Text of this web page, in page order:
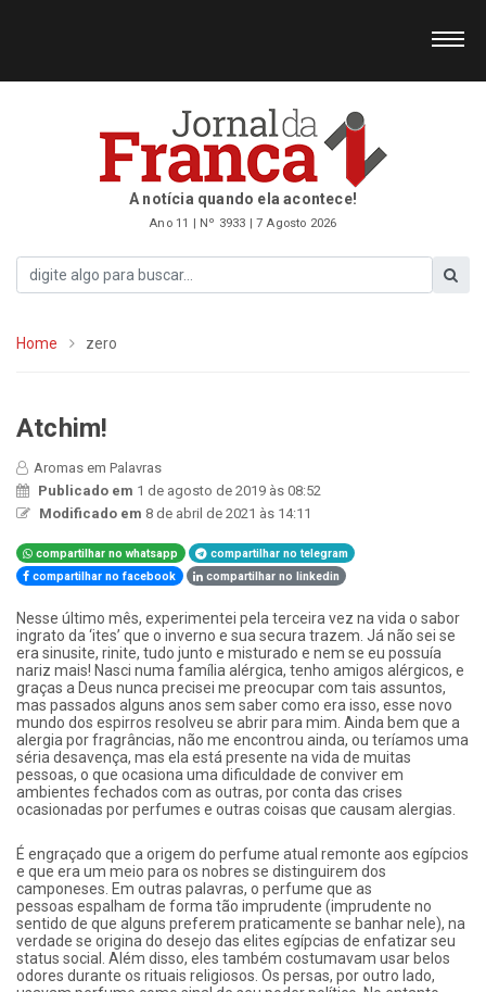
A notícia quando ela acontece!
Ano 11 | Nº 3933 | 7 Agosto 2026
Home zero
Atchim!
Aromas em Palavras
Publicado em 1 de agosto de 2019 às 08:52
Modificado em 8 de abril de 2021 às 14:11
compartilhar no whatsapp
compartilhar no telegram
compartilhar no facebook
compartilhar no linkedin
​Nesse último mês, experimentei pela terceira vez na vida o sabor
ingrato da ‘ites’ que o inverno e sua secura trazem. Já não sei se
era sinusite, rinite, tudo junto e misturado e nem se eu possuía
nariz mais! Nasci numa família alérgica, tenho amigos alérgicos, e
graças a Deus nunca precisei me preocupar com tais assuntos,
mas passados alguns anos sem saber como era isso, esse novo
mundo dos espirros resolveu se abrir para mim. Ainda bem que a
alergia por fragrâncias, não me encontrou ainda, ou teríamos uma
séria desavença, mas ela está presente na vida de muitas
pessoas, o que ocasiona uma dificuldade de conviver em
ambientes fechados com as outras, por conta das crises
ocasionadas por perfumes e outras coisas que causam alergias.
É engraçado que a origem do perfume atual remonte aos egípcios
e que era um meio para os nobres se distinguirem dos
camponeses. Em outras palavras, o perfume que as
pessoas espalham de forma tão imprudente (imprudente no
sentido de que alguns preferem praticamente se banhar nele), na
verdade se origina do desejo das elites egípcias de enfatizar seu
status social. Além disso, eles também costumavam usar belos
odores durante os rituais religiosos. Os persas, por outro lado,